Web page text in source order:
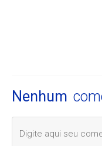
Nenhum